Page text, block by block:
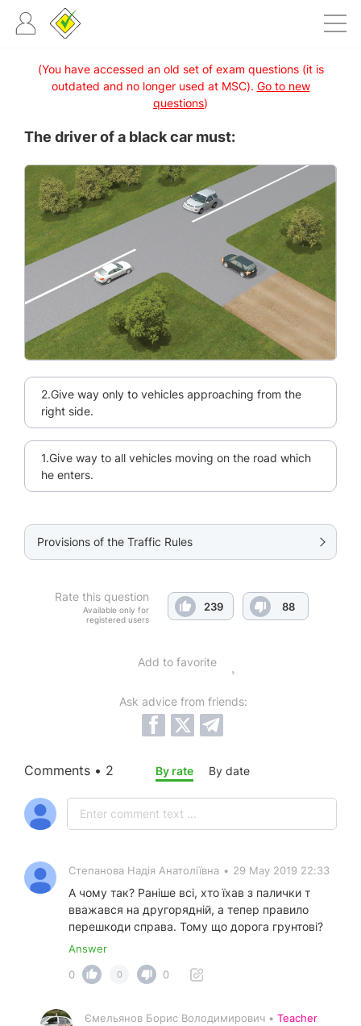
(You have accessed an old set of exam questions (it is
outdated and no longer used at MSC). Go to new
questions)
The driver of a black car must:
2.Give way only to vehicles approaching from the
right side.
1.Give way to all vehicles moving on the road which
he enters.
Provisions of the Traffic Rules
Rate this question
Available only for
registered users
239 88
Add to favorite
Ask advice from friends:
Comments • 2 By rate By date
Степанова Надія Анатоліївна • 29 May 2019 22:33
А чому так? Раніше всі, хто їхав з палички т
вважався на другорядній, а тепер правило
перешкоди справа. Тому що дорога грунтові?
Answer
0
0 0
Ємельянов Борис Володимирович • Teacher